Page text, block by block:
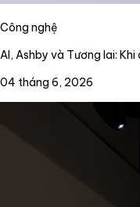
Công nghệ
AI, Ashby và Tương lai:
04 tháng 6, 2026